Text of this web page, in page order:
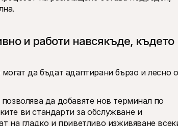
и работи навсякъде, където
да бъдат адаптирани бързо и лесно
да добавяте нов терминал по
ви стандарти за обслужване и
на гладко и приветливо изживяване